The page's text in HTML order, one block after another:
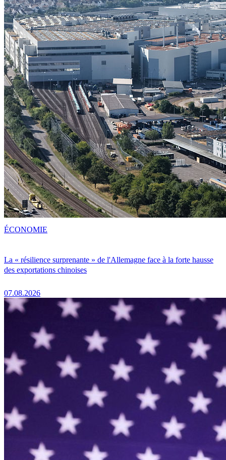
La « résilience surprenante » de l'Allemagne face à la forte hausse
des exportations chinoises
07.08.2026
ÉCONOMIE